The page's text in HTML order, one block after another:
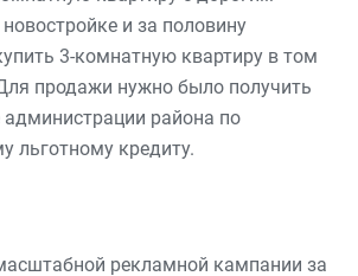
и за половину
3-комнатную квартиру в том
продажи нужно было получить
администрации района по
льготному кредиту.
рекламной кампании за